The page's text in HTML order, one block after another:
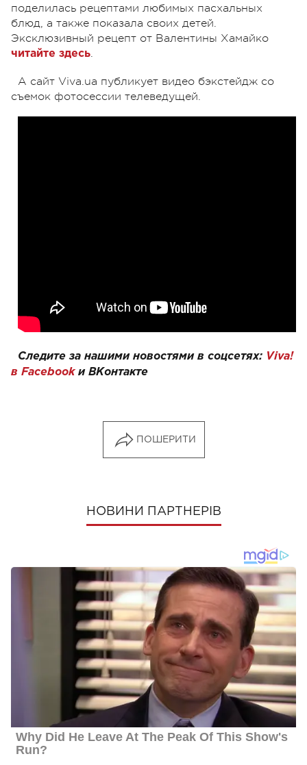
поделилась рецептами любимых пасхальных
блюд, а также показала своих детей.
Эксклюзивный рецепт от Валентины Хамайко
читайте здесь.
А сайт Viva.ua публикует видео бэкстейдж со
съемок фотосессии телеведущей.
Следите за нашими новостями в соцсетях: Viva!
в Facebookи ВКонтакте
ПОШЕРИТИ
НОВИНИ ПАРТНЕРІВ